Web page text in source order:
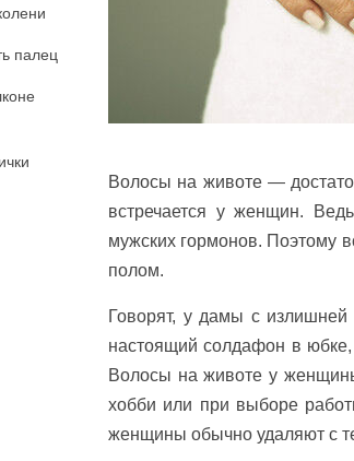
палец
Волосы на животе —
встречается у женщин.
мужских гормонов. Поэтому
полом.
Говорят, у дамы с
настоящий солдафон в
Волосы на животе у
хобби или при выборе
женщины обычно удаляют с